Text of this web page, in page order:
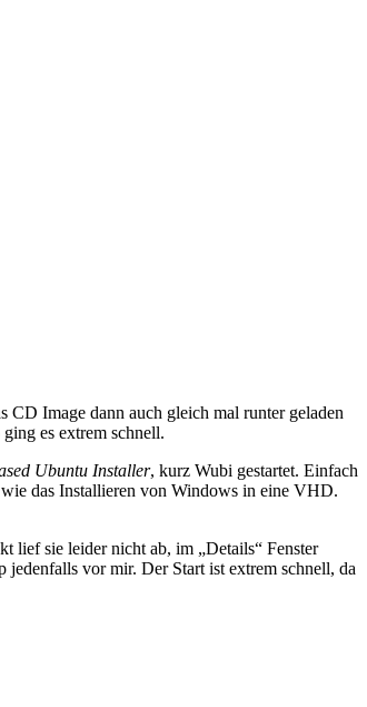
CD Image dann auch gleich mal runter geladen
es extrem schnell.
Ubuntu Installer, kurz Wubi gestartet. Einfach
das Installieren von Windows in eine VHD.
lief sie leider nicht ab, im „Details“ Fenster
vor mir. Der Start ist extrem schnell, da